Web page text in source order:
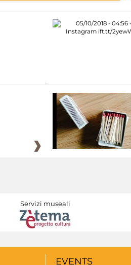
Servizi museali
EVENTS